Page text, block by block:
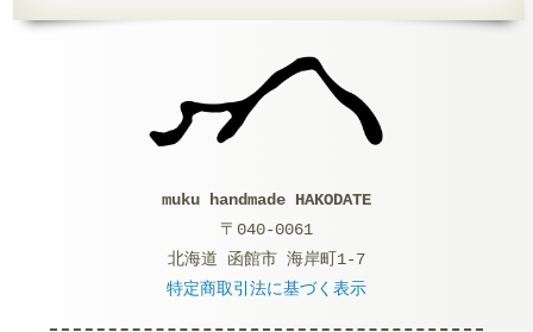
muku handmade HAKODATE
〒040-0061
北海道 函館市 海岸町1-7
特定商取引法に基づく表示